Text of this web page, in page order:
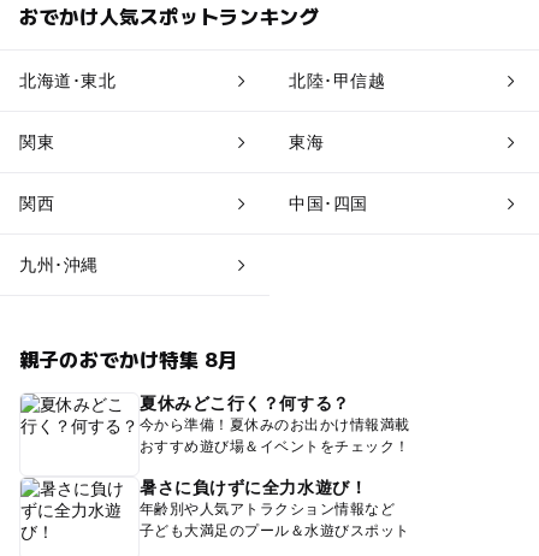
おでかけ人気スポットランキング
北海道･東北 北陸･甲信越
関東 東海
関西 中国･四国
九州･沖縄
親子のおでかけ特集 8月
夏休みどこ行く？何する？
今から準備！夏休みのお出かけ情報満載
おすすめ遊び場＆イベントをチェック！
暑さに負けずに全力水遊び！
年齢別や人気アトラクション情報など
子ども大満足のプール＆水遊びスポット